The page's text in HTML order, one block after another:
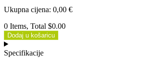
Ukupna cijena: 0,00 €
0 Items, Total $0.00
Dodaj u košaricu
Specifikacije